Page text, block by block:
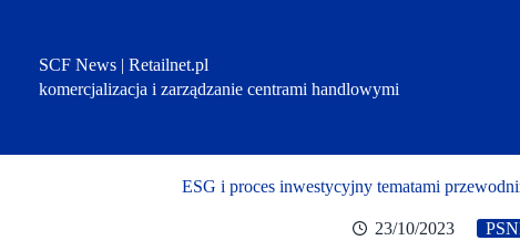
SCF News | Retailnet.pl
komercjalizacja i zarządzanie centrami handlowymi
ESG i proces inwestycyjny tematami
23/10/2023